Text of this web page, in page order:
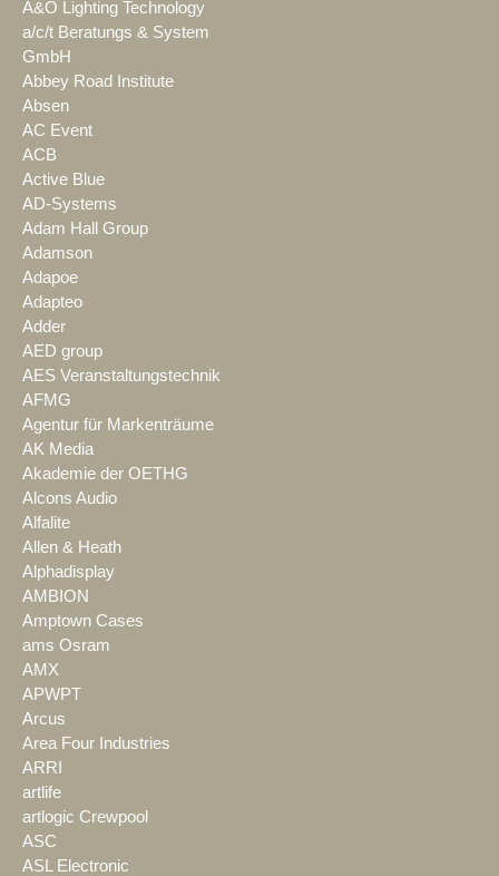
A&O Lighting Technology
a/c/t Beratungs & System
GmbH
Abbey Road Institute
Absen
AC Event
ACB
Active Blue
AD-Systems
Adam Hall Group
Adamson
Adapoe
Adapteo
Adder
AED group
AES Veranstaltungstechnik
AFMG
Agentur für Markenträume
AK Media
Akademie der OETHG
Alcons Audio
Alfalite
Allen & Heath
Alphadisplay
AMBION
Amptown Cases
ams Osram
AMX
APWPT
Arcus
Area Four Industries
ARRI
artlife
artlogic Crewpool
ASC
ASL Electronic